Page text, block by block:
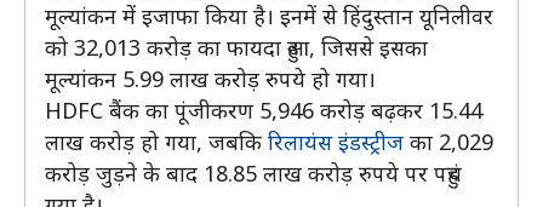
मूल्यांकन में इजाफा किया है। इनमें से हिंदुस्तान यूनिलीवर
को 32,013 करोड़ का फायदा हुआ, जिससे इसका
मूल्यांकन 5.99 लाख करोड़ रुपये हो गया।
HDFC बैंक का पूंजीकरण 5,946 करोड़ बढ़कर 15.44
लाख करोड़ हो गया, जबकि रिलायंस इंडस्ट्रीज का 2,029
करोड़ जुड़ने के बाद 18.85 लाख करोड़ रुपये पर पहुंच